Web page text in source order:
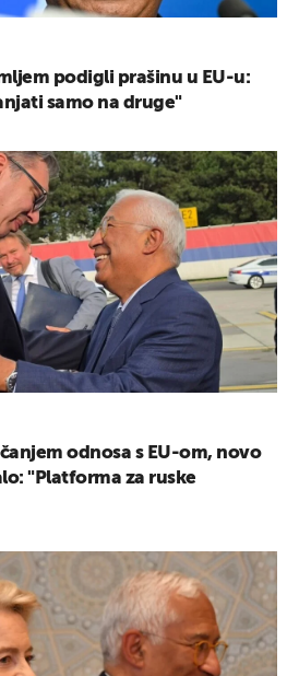
podigli prašinu u EU-u:
samo na druge"
odnosa s EU-om, novo
"Platforma za ruske